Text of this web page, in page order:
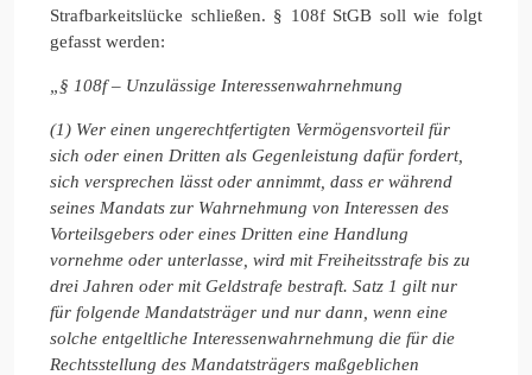
Strafbarkeitslücke schließen. § 108f StGB soll wie folgt
gefasst werden:
„§ 108f – Unzulässige Interessenwahrnehmung
(1) Wer einen ungerechtfertigten Vermögensvorteil für
sich oder einen Dritten als Gegenleistung dafür fordert,
sich versprechen lässt oder annimmt, dass er während
seines Mandats zur Wahrnehmung von Interessen des
Vorteilsgebers oder eines Dritten eine Handlung
vornehme oder unterlasse, wird mit Freiheitsstrafe bis zu
drei Jahren oder mit Geldstrafe bestraft. Satz 1 gilt nur
für folgende Mandatsträger und nur dann, wenn eine
solche entgeltliche Interessenwahrnehmung die für die
Rechtsstellung des Mandatsträgers maßgeblichen